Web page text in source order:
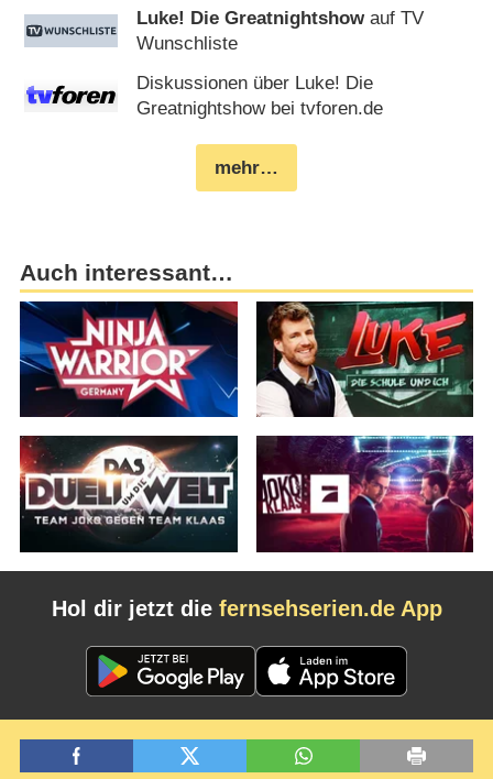
Luke! Die Greatnightshowauf TV
Wunschliste
Diskussionen über Luke! Die
Greatnightshow bei tvforen.de
mehr…
Auch interessant…
Hol dir jetzt die fernsehserien.de App